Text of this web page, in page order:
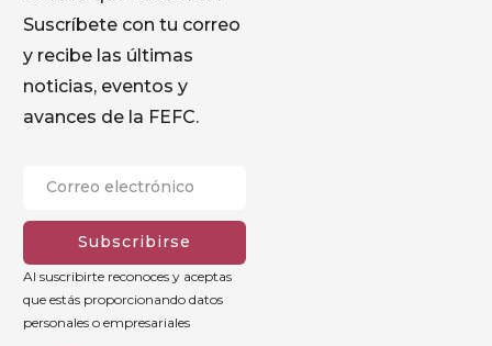
Suscríbete con tu correo
y recibe las últimas
noticias, eventos y
avances de la FEFC.
Subscribirse
Al suscribirte reconoces y aceptas
que estás proporcionando datos
personales o empresariales